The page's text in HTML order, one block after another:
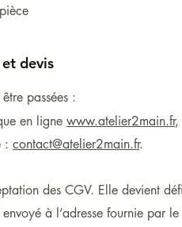
devis
passées :
en ligne www.atelier2main.fr,
: contact@atelier2main.fr.
des CGV. Elle devient
à l’adresse fournie par